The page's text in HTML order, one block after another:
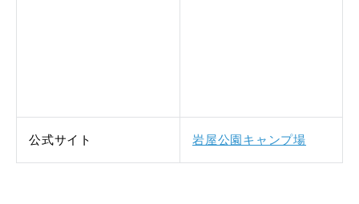
公式サイト 岩屋公園キャンプ場